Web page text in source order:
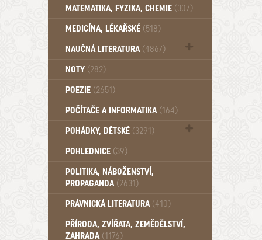
MATEMATIKA, FYZIKA, CHEMIE (307)
MEDICÍNA, LÉKAŘSKÉ (518)
NAUČNÁ LITERATURA (4867)
Zdraví a zdraví životní styl (510)
NOTY (282)
POEZIE (2651)
POČÍTAČE A INFORMATIKA (164)
POHÁDKY, DĚTSKÉ (3291)
Pro děti a mládež (2887)
Pohádky, Dětské - Od roku 1949 (257)
POHLEDNICE (39)
POLITIKA, NÁBOŽENSTVÍ,
PROPAGANDA (2631)
PRÁVNICKÁ LITERATURA (410)
PŘÍRODA, ZVÍŘATA, ZEMĚDĚLSTVÍ,
ZAHRADA (1176)